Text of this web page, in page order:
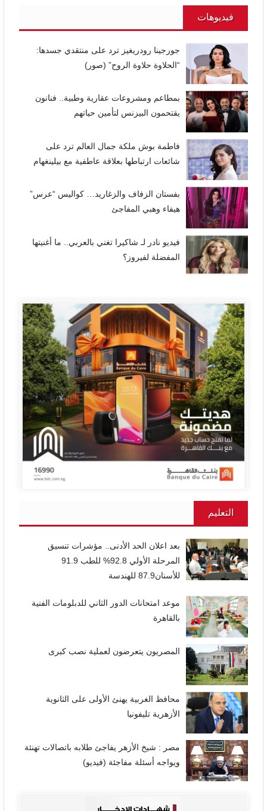
فيديوهات
جورجينا رودريغيز ترد على منتقدي جسدها:
“الحلاوة حلاوة الروح” (صور)
بمطاعم ومشروعات عقارية وطبية.. فنانون
يقتحمون البيزنس لتأمين حياتهم
فاطمة بوش ملكة جمال العالم ترد على
شائعات ارتباطها بعلاقة عاطفية مع بيلينغهام
بفستان الزفاف والزغاريد… كواليس “عرس”
هيفاء وهبي المفاجئ
فيديو نادر لـ شاكيرا تغني بالعربي.. ما أغنيتها
المفضلة لفيروز؟
التعليم
بعد اعلان الحد الأدنى.. مؤشرات تنسيق
المرحلة الأولي 92.8% للطب 91.9
للأسنان87.9 للهندسة
موعد امتحانات الدور الثاني للدبلومات الفنية
بالقاهرة
المصريون يتعرضون لعملية نصب كبرى
محافظ الغربية يهنئ الأولى على الثانوية
الأزهرية تليفونيا
مصر : شيخ الأزهر يفاجئ طلابه باتصالات تهنئة
ويواجه أسئلة مفاجئة (فيديو)